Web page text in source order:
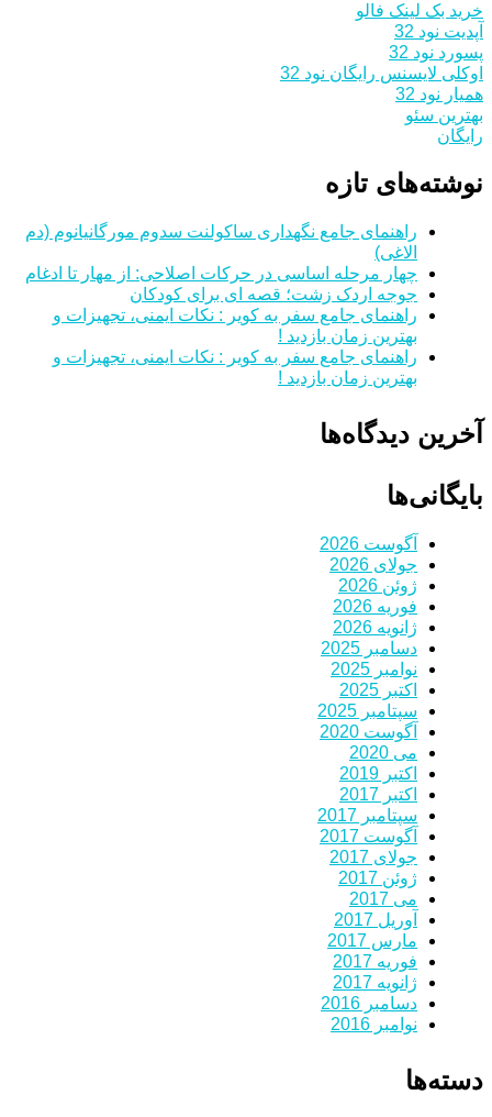
خرید بک لینک فالو
آپدیت نود 32
پسورد نود 32
اوکلی لایسنس رایگان نود 32
همیار نود 32
بهترین سئو
رایگان
نوشته‌های تازه
راهنمای جامع نگهداری ساکولنت سدوم مورگانیانوم (دم
الاغی)
چهار مرحله اساسی در حرکات اصلاحی: از مهار تا ادغام
جوجه اردک زشت؛ قصه ای برای کودکان
راهنمای جامع سفر به کویر : نکات ایمنی، تجهیزات و
بهترین زمان بازدید !
راهنمای جامع سفر به کویر : نکات ایمنی، تجهیزات و
بهترین زمان بازدید !
آخرین دیدگاه‌ها
بایگانی‌ها
آگوست 2026
جولای 2026
ژوئن 2026
فوریه 2026
ژانویه 2026
دسامبر 2025
نوامبر 2025
اکتبر 2025
سپتامبر 2025
آگوست 2020
می 2020
اکتبر 2019
اکتبر 2017
سپتامبر 2017
آگوست 2017
جولای 2017
ژوئن 2017
می 2017
آوریل 2017
مارس 2017
فوریه 2017
ژانویه 2017
دسامبر 2016
نوامبر 2016
دسته‌ها